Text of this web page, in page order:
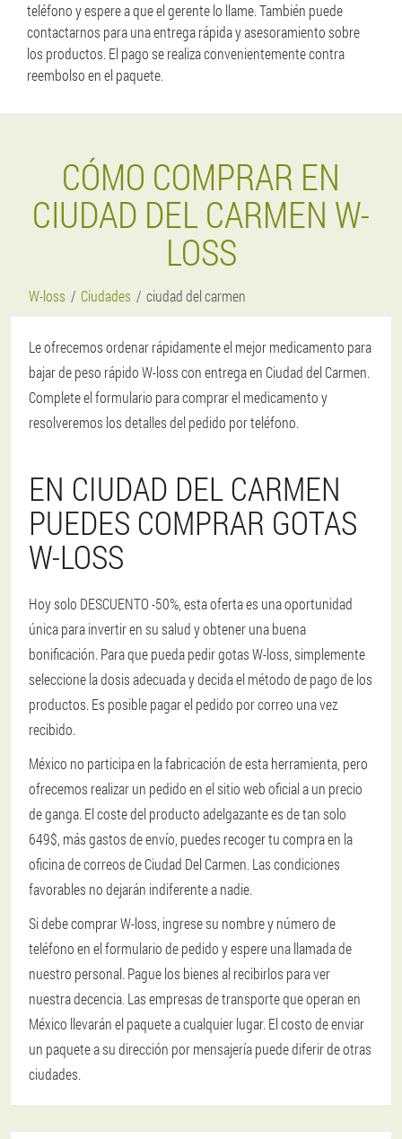
teléfono y espere a que el gerente lo llame. También puede
contactarnos para una entrega rápida y asesoramiento sobre
los productos. El pago se realiza convenientemente contra
reembolso en el paquete.
CÓMO COMPRAR EN
CIUDAD DEL CARMEN W-
LOSS
W-loss Ciudades ciudad del carmen
Le ofrecemos ordenar rápidamente el mejor medicamento para
bajar de peso rápido W-loss con entrega en Ciudad del Carmen.
Complete el formulario para comprar el medicamento y
resolveremos los detalles del pedido por teléfono.
EN CIUDAD DEL CARMEN
PUEDES COMPRAR GOTAS
W-LOSS
Hoy solo DESCUENTO -50%, esta oferta es una oportunidad
única para invertir en su salud y obtener una buena
bonificación. Para que pueda pedir gotas W-loss, simplemente
seleccione la dosis adecuada y decida el método de pago de los
productos. Es posible pagar el pedido por correo una vez
recibido.
México no participa en la fabricación de esta herramienta, pero
ofrecemos realizar un pedido en el sitio web oficial a un precio
de ganga. El coste del producto adelgazante es de tan solo
649$, más gastos de envío, puedes recoger tu compra en la
oficina de correos de Ciudad Del Carmen. Las condiciones
favorables no dejarán indiferente a nadie.
Si debe comprar W-loss, ingrese su nombre y número de
teléfono en el formulario de pedido y espere una llamada de
nuestro personal. Pague los bienes al recibirlos para ver
nuestra decencia. Las empresas de transporte que operan en
México llevarán el paquete a cualquier lugar. El costo de enviar
un paquete a su dirección por mensajería puede diferir de otras
ciudades.